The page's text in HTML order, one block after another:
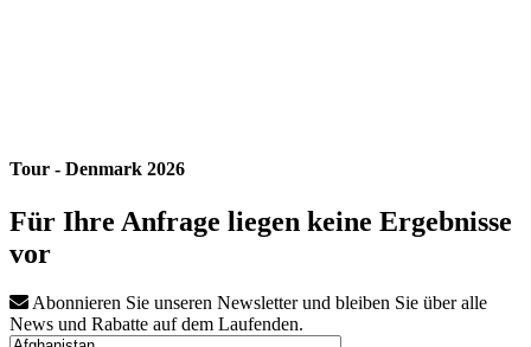
Tour - Denmark 2026
Für Ihre Anfrage liegen keine Ergebnisse
vor
Abonnieren Sie unseren Newsletter und bleiben Sie über alle
News und Rabatte auf dem Laufenden.